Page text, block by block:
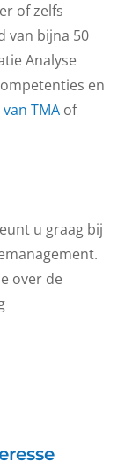
of zelfs
van bijna 50
Analyse
en
TMA of
u graag bij
over de